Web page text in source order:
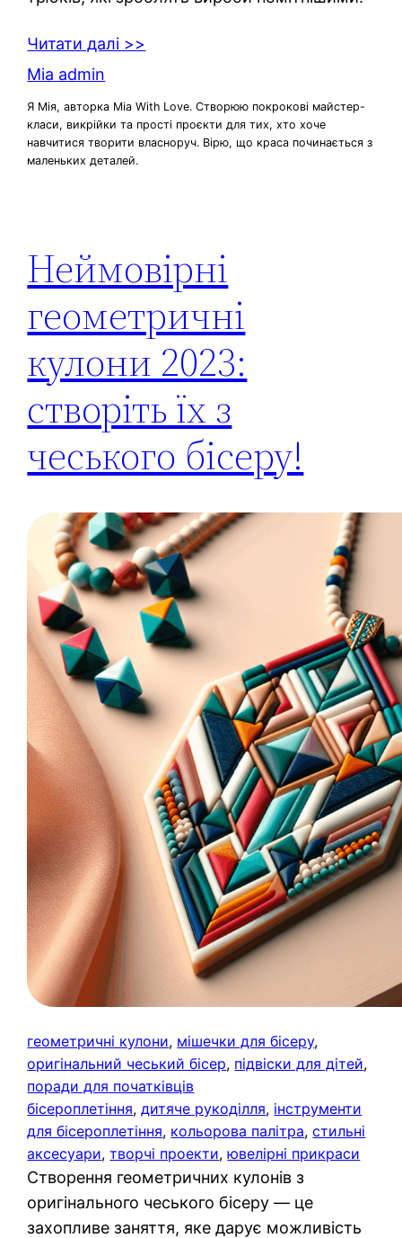
Читати далі >>
Mia admin
Я Мія, авторка Mia With Love. Створюю покрокові майстер-
класи, викрійки та прості проєкти для тих, хто хоче
навчитися творити власноруч. Вірю, що краса починається з
маленьких деталей.
Неймовірні
геометричні
кулони 2023:
створіть їх з
чеського бісеру!
геометричні кулони, мішечки для бісеру
оригінальний чеський бісер, підвіски для дітей
поради для початківців
бісероплетіння, дитяче рукоділля, інструменти
для бісероплетіння, кольорова палітра, стильні
аксесуари, творчі проекти, ювелірні прикраси
Створення геометричних кулонів з
оригінального чеського бісеру — це
захопливе заняття, яке дарує можливість